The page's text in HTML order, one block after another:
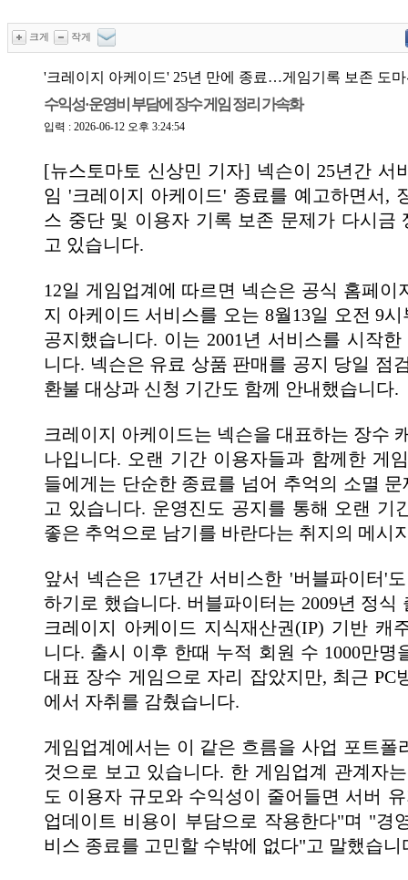
크게 작게
'크레이지 아케이드' 25년 만에 종료…게임기록 보존 도
수익성·운영비 부담에 장수 게임 정리 가속화
입력 : 2026-06-12 오후 3:24:54
[뉴스토마토 신상민 기자] 넥슨이 25년간 서
임 '크레이지 아케이드' 종료를 예고하면서,
스 중단 및 이용자 기록 보존 문제가 다시금
고 있습니다.
12일 게임업계에 따르면 넥슨은 공식 홈페이
지 아케이드 서비스를 오는 8월13일 오전 9
공지했습니다. 이는 2001년 서비스를 시작
니다. 넥슨은 유료 상품 판매를 공지 당일 점
환불 대상과 신청 기간도 함께 안내했습니다.
크레이지 아케이드는 넥슨을 대표하는 장수
나입니다. 오랜 기간 이용자들과 함께한 게
들에게는 단순한 종료를 넘어 추억의 소멸
고 있습니다. 운영진도 공지를 통해 오랜 기
좋은 추억으로 남기를 바란다는 취지의 메시
앞서 넥슨은 17년간 서비스한 '버블파이터'
하기로 했습니다. 버블파이터는 2009년 정식
크레이지 아케이드 지식재산권(IP) 기반 캐
니다. 출시 이후 한때 누적 회원 수 1000만명
대표 장수 게임으로 자리 잡았지만, 최근 PC
에서 자취를 감췄습니다.
게임업계에서는 이 같은 흐름을 사업 포트폴
것으로 보고 있습니다. 한 게임업계 관계자
도 이용자 규모와 수익성이 줄어들면 서버
업데이트 비용이 부담으로 작용한다"며 "경
비스 종료를 고민할 수밖에 없다"고 말했습